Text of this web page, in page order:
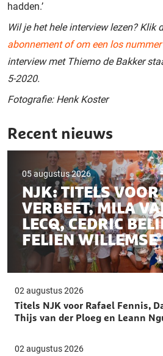
hadden.’
Wil je het hele interview lezen? Klik
abonnement of om een los
interview met Thiemo de Bakker
5-2020.
Fotografie: Henk Koster
Recent nieuws
05 augustus 2026
NJK: TITELS
VERBEET, MILA
LECQ, CEDRIC
FELIEN WILLEMSE
02 augustus 2026
Titels NJK voor Rafael Fennis,
Thijs van der Ploeg en Leann
02 augustus 2026